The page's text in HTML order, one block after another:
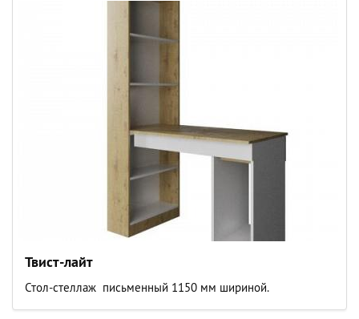
Твист-лайт
Стол-стеллаж письменный 1150 мм шириной.